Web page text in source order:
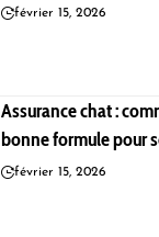
février 15, 2026
Assurance chat :
bonne formule pour
février 15, 2026